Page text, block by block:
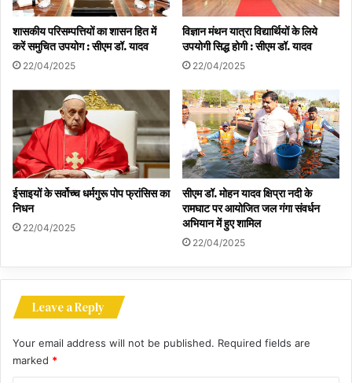
शासकीय परिसम्पत्तियों का शासन हित में
करें समुचित उपयोग : सीएम डॉ. यादव
22/04/2025
विज्ञान मंथन यात्रा विद्यार्थियों के लिये
उपयोगी सिद्ध होगी : सीएम डॉ. यादव
22/04/2025
ईसाइयों के सर्वोच्च धर्मगुरू पोप फ्रांसिस का
निधन
22/04/2025
सीएम डॉ. मोहन यादव क्षिप्रा नदी के
रामघाट पर आयोजित जल गंगा संवर्धन
अभियान में हुए शामिल
22/04/2025
Leave a Reply
Your email address will not be published. Required fields are
marked *